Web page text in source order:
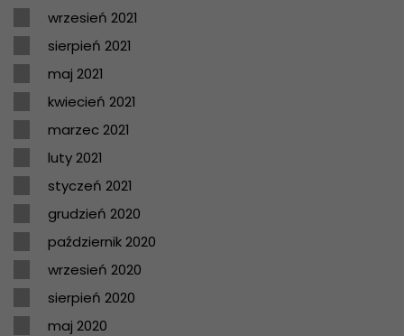
wrzesień 2021
sierpień 2021
maj 2021
kwiecień 2021
marzec 2021
luty 2021
styczeń 2021
grudzień 2020
październik 2020
wrzesień 2020
sierpień 2020
maj 2020